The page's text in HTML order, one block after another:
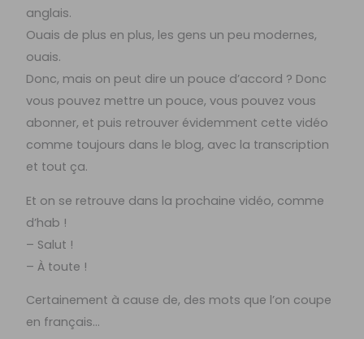
anglais.
Ouais de plus en plus, les gens un peu modernes,
ouais.
Donc, mais on peut dire un pouce d’accord ? Donc
vous pouvez mettre un pouce, vous pouvez vous
abonner, et puis retrouver évidemment cette vidéo
comme toujours dans le blog, avec la transcription
et tout ça.
Et on se retrouve dans la prochaine vidéo, comme
d’hab !
– Salut !
– À toute !
Certainement à cause de, des mots que l’on coupe
en français…